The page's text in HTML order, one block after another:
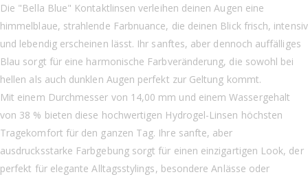
Die "Bella Blue" Kontaktlinsen verleihen deinen Augen eine
himmelblaue, strahlende Farbnuance, die deinen Blick frisch, intensiv
und lebendig erscheinen lässt. Ihr sanftes, aber dennoch auffälliges
Blau sorgt für eine harmonische Farbveränderung, die sowohl bei
hellen als auch dunklen Augen perfekt zur Geltung kommt.
Mit einem Durchmesser von 14,00 mm und einem Wassergehalt
von 38 % bieten diese hochwertigen Hydrogel-Linsen höchsten
Tragekomfort für den ganzen Tag. Ihre sanfte, aber
ausdrucksstarke Farbgebung sorgt für einen einzigartigen Look, der
perfekt für elegante Alltagsstylings, besondere Anlässe oder